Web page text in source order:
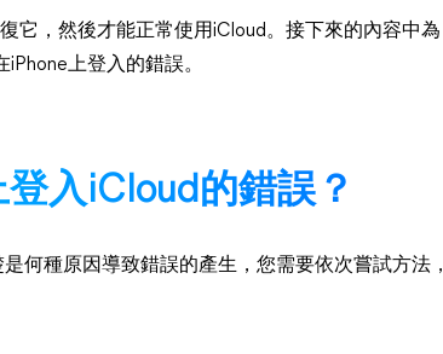
它，然後才能正常使用iCloud。接下來的內容中為
上登入的錯誤。
入iCloud的錯誤？
何種原因導致錯誤的產生，您需要依次嘗試方法，